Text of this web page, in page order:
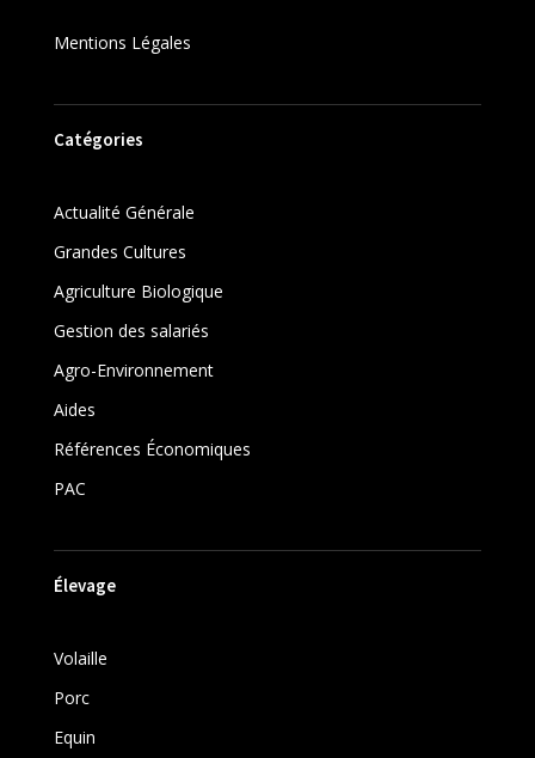
Mentions Légales
Catégories
Actualité Générale
Grandes Cultures
Agriculture Biologique
Gestion des salariés
Agro-Environnement
Aides
Références Économiques
PAC
Élevage
Volaille
Porc
Equin